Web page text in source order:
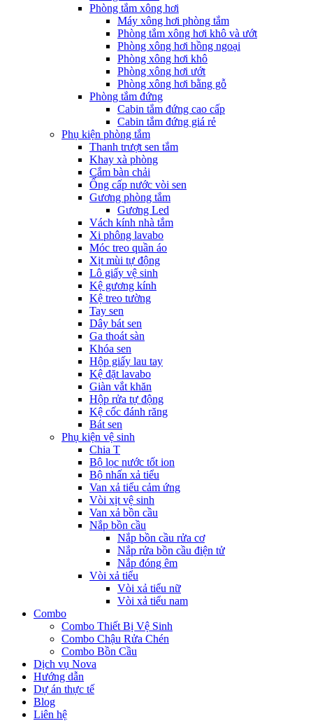
Phòng tắm xông hơi
Máy xông hơi phòng tắm
Phòng tắm xông hơi khô và ướt
Phòng xông hơi hồng ngoại
Phòng xông hơi khô
Phòng xông hơi ướt
Phòng xông hơi bằng gỗ
Phòng tắm đứng
Cabin tắm đứng cao cấp
Cabin tắm đứng giá rẻ
Phụ kiện phòng tắm
Thanh trượt sen tắm
Khay xà phòng
Cắm bàn chải
Ống cấp nước vòi sen
Gương phòng tắm
Gương Led
Vách kính nhà tắm
Xi phông lavabo
Móc treo quần áo
Xịt mùi tự động
Lô giấy vệ sinh
Kệ gương kính
Kệ treo tường
Tay sen
Dây bát sen
Ga thoát sàn
Khóa sen
Hộp giấy lau tay
Kệ đặt lavabo
Giàn vắt khăn
Hộp rửa tự động
Kệ cốc đánh răng
Bát sen
Phụ kiện vệ sinh
Chia T
Bộ lọc nước tốt ion
Bộ nhấn xả tiểu
Van xả tiểu cảm ứng
Vòi xịt vệ sinh
Van xả bồn cầu
Nắp bồn cầu
Nắp bồn cầu rửa cơ
Nắp rửa bồn cầu điện tử
Nắp đóng êm
Vòi xả tiểu
Vòi xả tiểu nữ
Vòi xả tiểu nam
Combo
Combo Thiết Bị Vệ Sinh
Combo Chậu Rửa Chén
Combo Bồn Cầu
Dịch vụ Nova
Hướng dẫn
Dự án thực tế
Blog
Liên hệ